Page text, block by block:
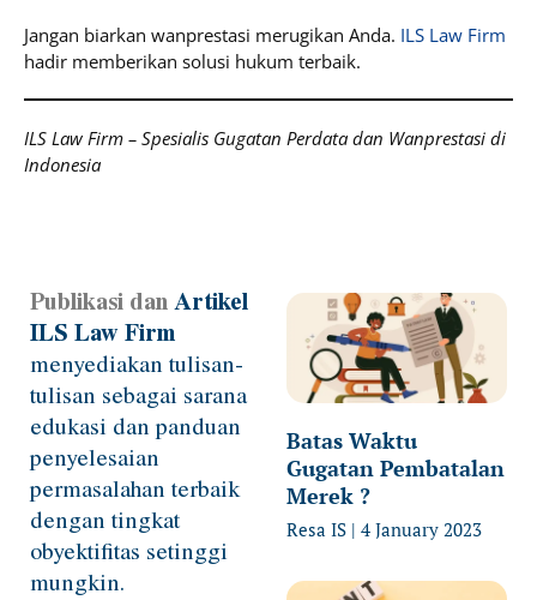
Jangan biarkan wanprestasi merugikan Anda. ILS Law Firm
hadir memberikan solusi hukum terbaik.
ILS Law Firm – Spesialis Gugatan Perdata dan Wanprestasi di
Indonesia
Publikasi danArtikel
ILS Law Firm
menyediakan tulisan-
tulisan sebagai sarana
edukasi dan panduan
penyelesaian
permasalahan terbaik
dengan tingkat
obyektifitas setinggi
mungkin.
Batas Waktu
Gugatan Pembatalan
Merek ?
Resa IS 4 January 2023
PagePagePage Page